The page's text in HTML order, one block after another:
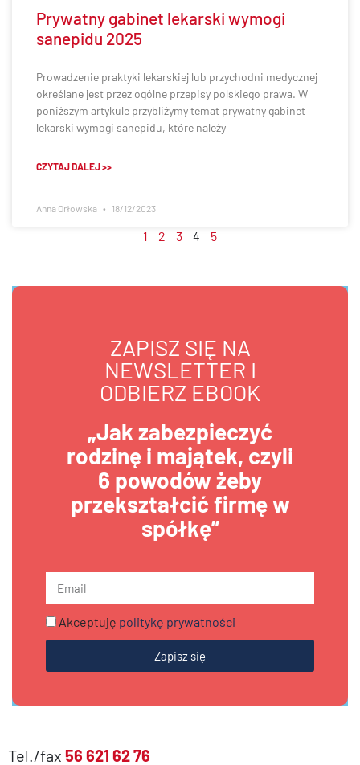
Prywatny gabinet lekarski wymogi
sanepidu 2025
Prowadzenie praktyki lekarskiej lub przychodni medycznej
określane jest przez ogólne przepisy polskiego prawa. W
poniższym artykule przybliżymy temat prywatny gabinet
lekarski wymogi sanepidu, które należy
CZYTAJ DALEJ >>
Anna Orłowska 18/12/2023
1 2 3 4 5
ZAPISZ SIĘ NA
NEWSLETTER I
ODBIERZ EBOOK
„Jak zabezpieczyć
rodzinę i majątek, czyli
6 powodów żeby
przekształcić firmę w
spółkę”
Akceptuję politykę prywatności
Zapisz się
Tel./fax 56 621 62 76